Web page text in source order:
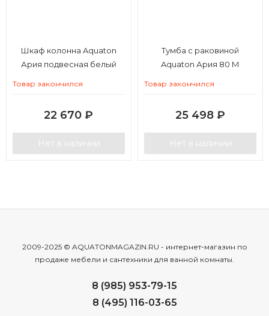
Шкаф колонна Aquaton
Ария подвесная белый
Товар закончился
22 670 ₽
Нет в наличии
Тумба с раковиной
Aquaton Ария 80 М
Товар закончился
25 498 ₽
Нет в наличии
2009-2025 © AQUATONMAGAZIN.RU - интернет-магазин по
продаже мебели и сантехники для ванной комнаты.
8 (985) 953-79-15
8 (495) 116-03-65